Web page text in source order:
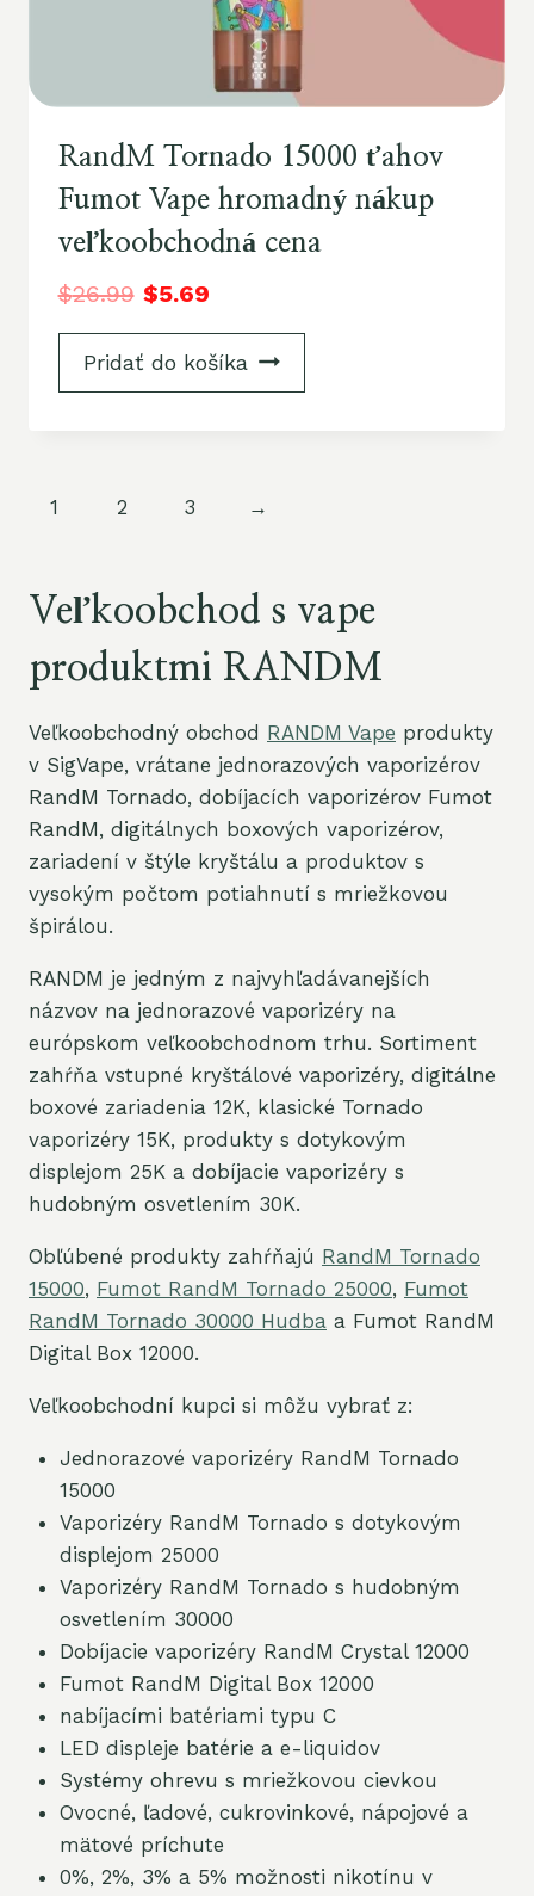
RandM Tornado 15000 ťahov
Fumot Vape hromadný nákup
veľkoobchodná cena
$26.99 $5.69
Pridať do košíka
1 2 3 →
Veľkoobchod s vape
produktmi RANDM
Veľkoobchodný obchod RANDM Vape produkty
v SigVape, vrátane jednorazových vaporizérov
RandM Tornado, dobíjacích vaporizérov Fumot
RandM, digitálnych boxových vaporizérov,
zariadení v štýle kryštálu a produktov s
vysokým počtom potiahnutí s mriežkovou
špirálou.
RANDM je jedným z najvyhľadávanejších
názvov na jednorazové vaporizéry na
európskom veľkoobchodnom trhu. Sortiment
zahŕňa vstupné kryštálové vaporizéry, digitálne
boxové zariadenia 12K, klasické Tornado
vaporizéry 15K, produkty s dotykovým
displejom 25K a dobíjacie vaporizéry s
hudobným osvetlením 30K.
Obľúbené produkty zahŕňajú RandM Tornado
15000, Fumot RandM Tornado 25000, Fumot
RandM Tornado 30000 Hudba a Fumot RandM
Digital Box 12000.
Veľkoobchodní kupci si môžu vybrať z:
Jednorazové vaporizéry RandM Tornado
15000
Vaporizéry RandM Tornado s dotykovým
displejom 25000
Vaporizéry RandM Tornado s hudobným
osvetlením 30000
Dobíjacie vaporizéry RandM Crystal 12000
Fumot RandM Digital Box 12000
nabíjacími batériami typu C
LED displeje batérie a e-liquidov
Systémy ohrevu s mriežkovou cievkou
Ovocné, ľadové, cukrovinkové, nápojové a
mätové príchute
0%, 2%, 3% a 5% možnosti nikotínu v